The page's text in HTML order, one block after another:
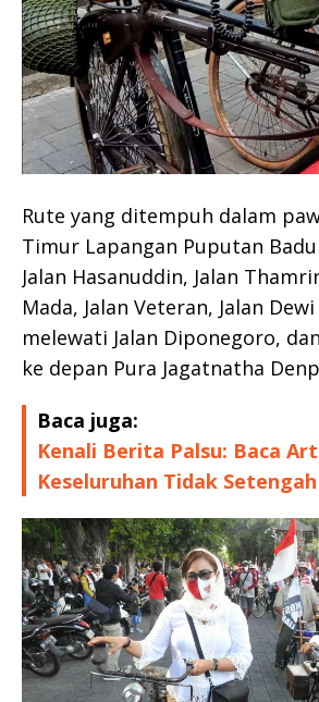
Rute yang ditempuh dalam
Timur Lapangan Puputan
Jalan Hasanuddin, Jalan
Mada, Jalan Veteran, Jalan
melewati Jalan Diponegoro,
ke depan Pura Jagatnatha
Baca juga:
Kenali Berita Palsu: Baca
Keseluruhan Tidak